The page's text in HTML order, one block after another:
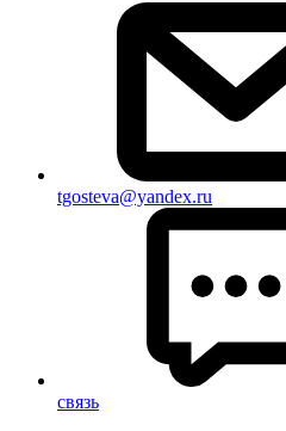
tgosteva@yandex.ru
связь